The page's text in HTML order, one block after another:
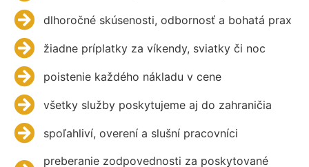
dlhoročné skúsenosti, odbornosť a bohatá prax
žiadne príplatky za víkendy, sviatky či noc
poistenie každého nákladu v cene
všetky služby poskytujeme aj do zahraničia
spoľahliví, overení a slušní pracovníci
preberanie zodpovednosti za poskytované